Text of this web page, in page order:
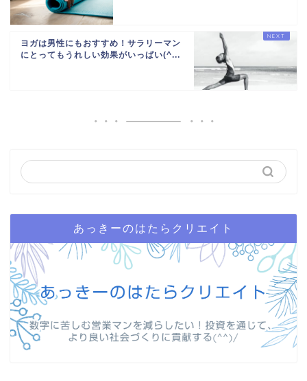
ヨガは男性にもおすすめ！サラリーマン
にとってもうれしい効果がいっぱい(^...
あっきーのはたらクリエイト